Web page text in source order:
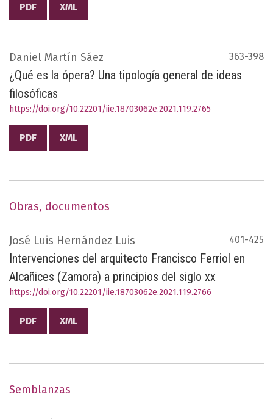
PDF XML
Daniel Martín Sáez 363-398
¿Qué es la ópera? Una tipología general de ideas
filosóficas
https://doi.org/10.22201/iie.18703062e.2021.119.2765
PDF XML
Obras, documentos
José Luis Hernández Luis 401-425
Intervenciones del arquitecto Francisco Ferriol en
Alcañices (Zamora) a principios del siglo xx
https://doi.org/10.22201/iie.18703062e.2021.119.2766
PDF XML
Semblanzas